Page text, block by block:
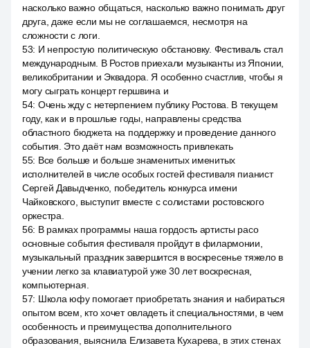
насколько важно общаться, насколько важно понимать друг
друга, даже если мы не соглашаемся, несмотря на
сложности с логи.
53: И непростую политическую обстановку. Фестиваль стал
международным. В Ростов приехали музыканты из Японии,
великобритании и Эквадора. Я особенно счастлив, чтобы я
могу сыграть концерт гершвина и
54: Очень жду с нетерпением публику Ростова. В текущем
году, как и в прошлые годы, направлены средства
областного бюджета на поддержку и проведение данного
события. Это даёт нам возможность привлекать
55: Все больше и больше знаменитых именитых
исполнителей в числе особых гостей фестиваля пианист
Сергей Давыдченко, победитель конкурса имени
Чайковского, выступит вместе с солистами ростовского
оркестра.
56: В рамках программы наша гордость артисты расо
основные события фестиваля пройдут в филармонии,
музыкальный праздник завершится в воскресенье тяжело в
учении легко за клавиатурой уже 30 лет воскресная,
компьютерная.
57: Школа юфу помогает приобретать знания и набираться
опытом всем, кто хочет овладеть it специальностями, в чем
особенность и преимущества дополнительного
образования, выяснила Елизавета Кухарева, в этих стенах